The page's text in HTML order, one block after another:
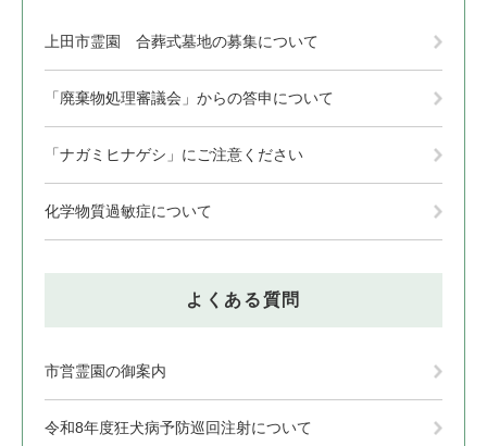
上田市霊園 合葬式墓地の募集について
「廃棄物処理審議会」からの答申について
「ナガミヒナゲシ」にご注意ください
化学物質過敏症について
よくある質問
市営霊園の御案内
令和8年度狂犬病予防巡回注射について